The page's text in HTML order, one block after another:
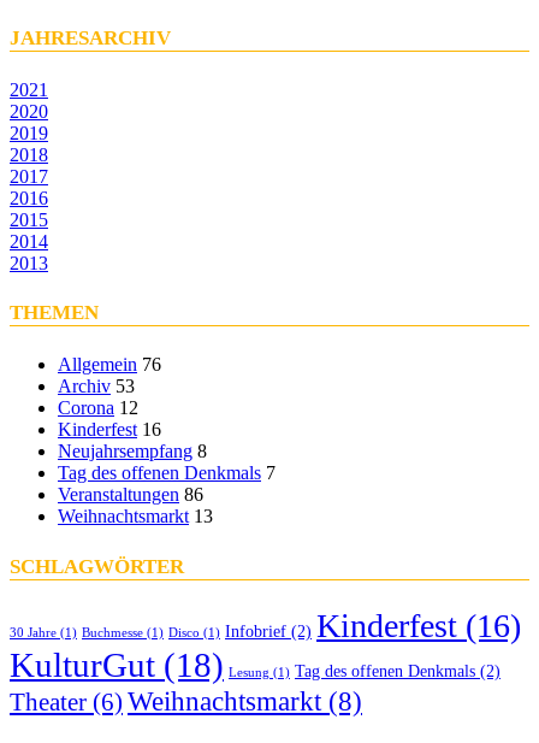
JAHRESARCHIV
2021
2020
2019
2018
2017
2016
2015
2014
2013
THEMEN
Allgemein 76
Archiv 53
Corona 12
Kinderfest 16
Neujahrsempfang 8
Tag des offenen Denkmals 7
Veranstaltungen 86
Weihnachtsmarkt 13
SCHLAGWÖRTER
30 Jahre (1) Buchmesse (1) Disco (1) Infobrief (2) Kinderfest (16)
KulturGut (18) Lesung (1) Tag des offenen Denkmals (2)
Theater (6) Weihnachtsmarkt(8)